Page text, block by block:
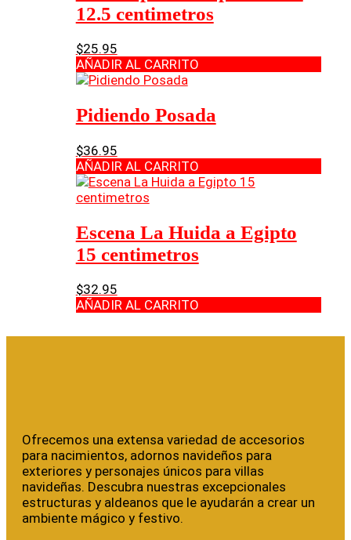
12.5 centimetros
$25.95
AÑADIR AL CARRITO
Pidiendo Posada
$36.95
AÑADIR AL CARRITO
Escena La Huida a Egipto
15 centimetros
$32.95
AÑADIR AL CARRITO
Ofrecemos una extensa variedad de accesorios
para nacimientos, adornos navideños para
exteriores y personajes únicos para villas
navideñas. Descubra nuestras excepcionales
estructuras y aldeanos que le ayudarán a crear un
ambiente mágico y festivo.